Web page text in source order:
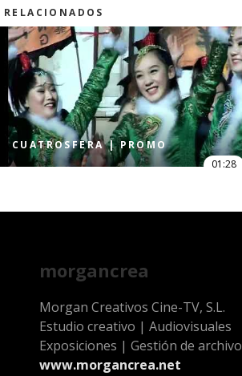
RELACIONADOS
CUATROSFERA | PROMO
01:28
morgancrea
Morgan Creativos Cine-TV, S.L.
Estudio creativo | Audiovisuales
Exposiciones | Gestión de archivo
www.morgancrea.net